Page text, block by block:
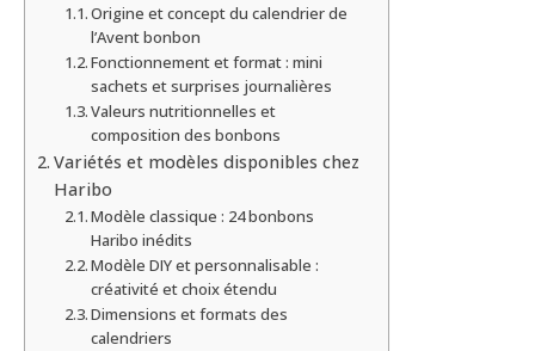
Origine et concept du calendrier de
l’Avent bonbon
Fonctionnement et format : mini
sachets et surprises journalières
Valeurs nutritionnelles et
composition des bonbons
Variétés et modèles disponibles chez
Haribo
Modèle classique : 24 bonbons
Haribo inédits
Modèle DIY et personnalisable :
créativité et choix étendu
Dimensions et formats des
calendriers